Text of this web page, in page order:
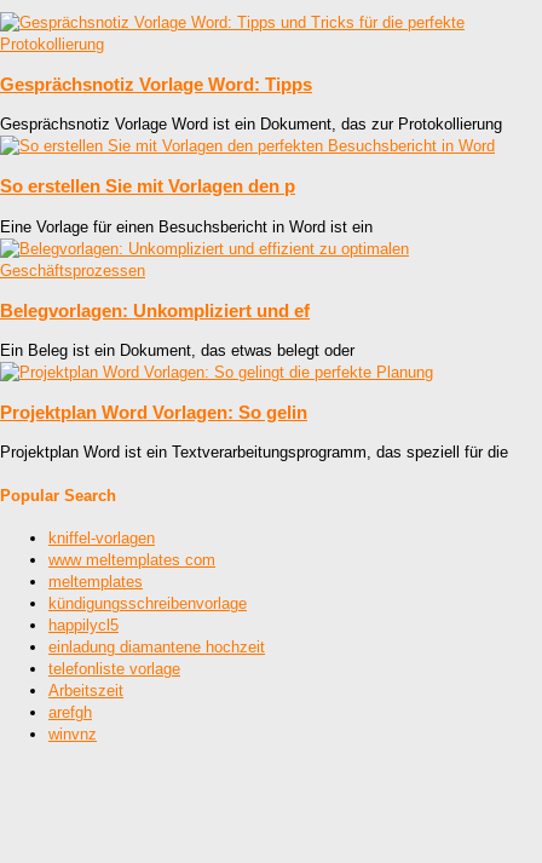
Gesprächsnotiz Vorlage Word: Tipps
Gesprächsnotiz Vorlage Word ist ein Dokument, das zur Protokollierung
So erstellen Sie mit Vorlagen den p
Eine Vorlage für einen Besuchsbericht in Word ist ein
Belegvorlagen: Unkompliziert und ef
Ein Beleg ist ein Dokument, das etwas belegt oder
Projektplan Word Vorlagen: So gelin
Projektplan Word ist ein Textverarbeitungsprogramm, das speziell für die
Popular Search
kniffel-vorlagen
www meltemplates com
meltemplates
kündigungsschreibenvorlage
happilycl5
einladung diamantene hochzeit
telefonliste vorlage
Arbeitszeit
arefgh
winvnz